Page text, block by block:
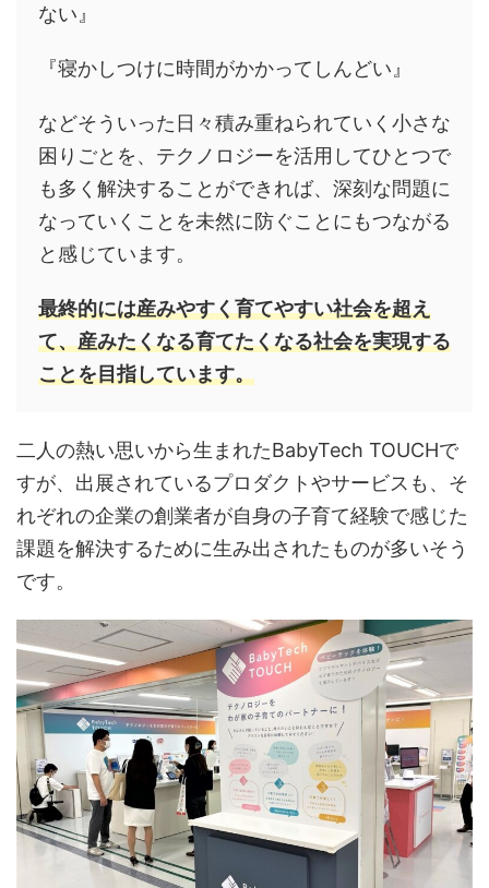
ない』
『寝かしつけに時間がかかってしんどい』
などそういった日々積み重ねられていく小さな
困りごとを、 テクノロジーを活用してひとつで
も多く解決することができれば、深刻な問題に
なっていくことを未然に防ぐことにもつながる
と感じています。
最終的には産みやすく育てやすい社会を超え
て、産みたくなる育てたくなる社会を実現する
ことを目指しています。
二人の熱い思いから生まれたBabyTech TOUCHで
すが、出展されているプロダクトやサービスも、そ
れぞれの企業の創業者が自身の子育て経験で感じた
課題を解決するために生み出されたものが多いそう
です。